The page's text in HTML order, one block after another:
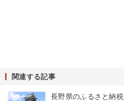
関連する記事
長野県のふるさと納